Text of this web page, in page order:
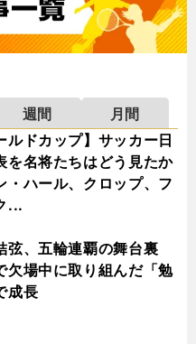
週間
月間
ルドカップ】サッカー日
を名将たちはどう見たか
・ハール、クロップ、フ
...
弦、五輪連覇の舞台裏
欠場中に取り組んだ「勉
成長